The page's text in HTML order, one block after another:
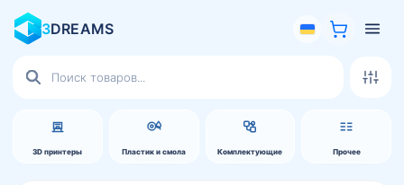
3DREAMS
3D принтеры Пластик и смола Комплектующие Прочее
товаров